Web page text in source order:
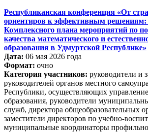
Республиканская конференция «От
ориентиров к эффективным решениям:
Комплексного плана мероприятий по
качества математического и
образования в Удмуртской Республике»
Дата: 06 мая 2026 года
Формат: очно
Категория участников: руководители и
руководителей органов местного
Республики, осуществляющих
образования, руководители
служб, директора общеобразовательных
заместители директоров по учебно-
муниципальные координаторы